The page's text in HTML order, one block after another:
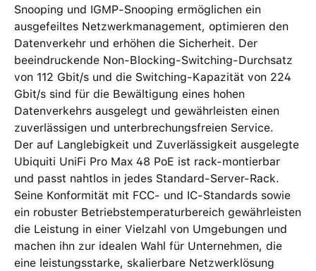
Snooping und IGMP-Snooping ermöglichen ein
ausgefeiltes Netzwerkmanagement, optimieren den
Datenverkehr und erhöhen die Sicherheit. Der
beeindruckende Non-Blocking-Switching-Durchsatz
von 112 Gbit/s und die Switching-Kapazität von 224
Gbit/s sind für die Bewältigung eines hohen
Datenverkehrs ausgelegt und gewährleisten einen
zuverlässigen und unterbrechungsfreien Service.
Der auf Langlebigkeit und Zuverlässigkeit ausgelegte
Ubiquiti UniFi Pro Max 48 PoE ist rack-montierbar
und passt nahtlos in jedes Standard-Server-Rack.
Seine Konformität mit FCC- und IC-Standards sowie
ein robuster Betriebstemperaturbereich gewährleisten
die Leistung in einer Vielzahl von Umgebungen und
machen ihn zur idealen Wahl für Unternehmen, die
eine leistungsstarke, skalierbare Netzwerklösung